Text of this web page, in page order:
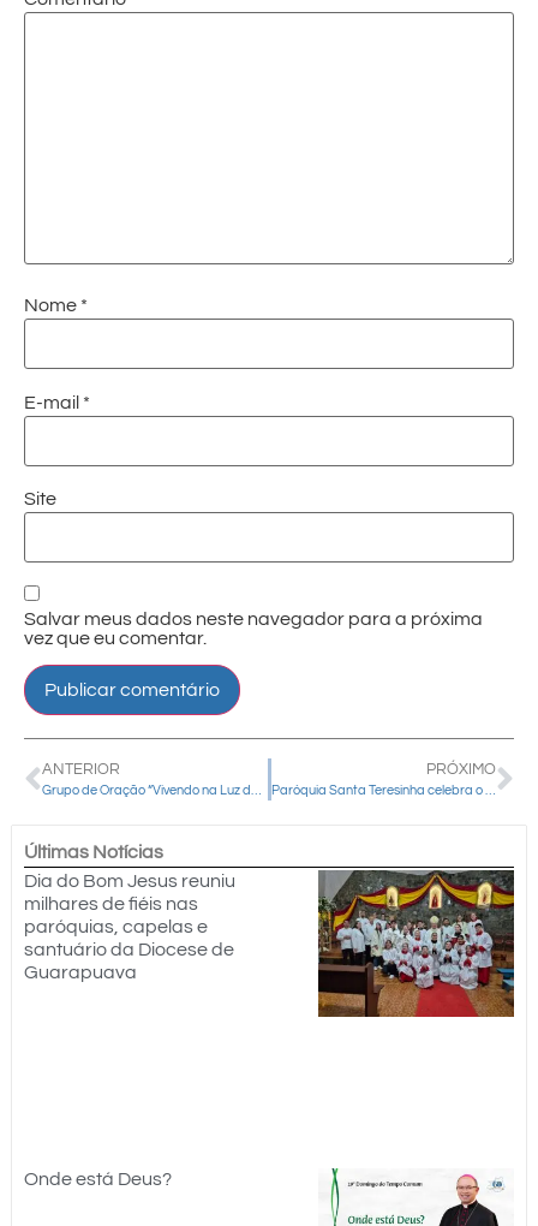
Nome *
E-mail *
Site
Salvar meus dados neste navegador para a próxima
vez que eu comentar.
ANTERIOR
Grupo de Oração “Vivendo na Luz do Espírito Santo” promove Novena de Pentecostes em Entre Rios
PRÓXIMO
Paróquia Santa Teresinha celebra o centenário da canonização de sua padroeira
Últimas Notícias
Dia do Bom Jesus reuniu
milhares de fiéis nas
paróquias, capelas e
santuário da Diocese de
Guarapuava
Onde está Deus?